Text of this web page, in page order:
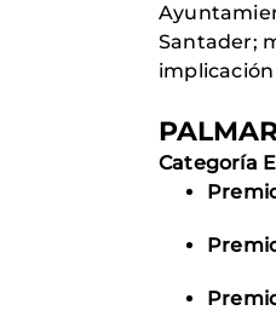
Santader;
Categoría